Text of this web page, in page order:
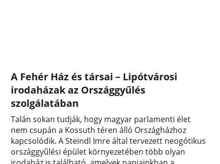
A Fehér Ház és társai – Lipótvárosi
irodaházak az Országgyűlés
szolgálatában
Talán sokan tudják, hogy magyar parlamenti élet
nem csupán a Kossuth téren álló Országházhoz
kapcsolódik. A Steindl Imre által tervezett neogótikus
országgyűlési épület környezetében több olyan